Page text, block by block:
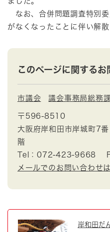
なお、合併問題調査特別
がなくなったことに伴い解散
このページに関するお
市議会 議会事務局総務
〒596-8510
大阪府岸和田市岸城町7
階
Tel：072-423-9668
メールでのお問い合わせ
岸和田だ